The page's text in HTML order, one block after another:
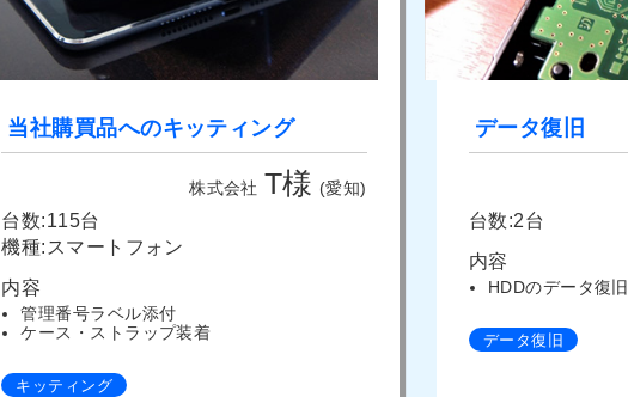
当社購買品へのキッティング
株式会社 T様 (愛知)
台数:115台
機種:スマートフォン
内容
管理番号ラベル添付
ケース・ストラップ装着
キッティング
データ復旧
台数:2台
内容
HDDのデータ復旧
データ復旧